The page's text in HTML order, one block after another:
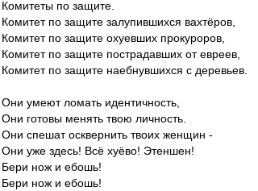
Комитеты по защите.
Комитет по защите залупившихся вахтёров,
Комитет по защите охуевших прокуроров,
Комитет по защите пострадавших от евреев,
Комитет по защите наебнувшихся с деревьев.
Они умеют ломать идентичность,
Они готовы менять твою личность.
Они спешат осквернить твоих женщин -
Они уже здесь! Всё хуёво! Этеншен!
Бери нож и ебошь!
Бери нож и ебошь!